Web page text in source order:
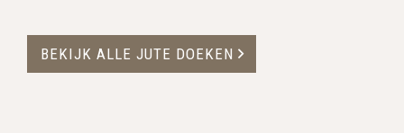
BEKIJK ALLE JUTE DOEKEN